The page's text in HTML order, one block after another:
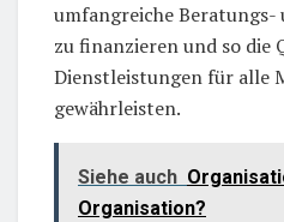
umfangreiche Beratungs-
zu finanzieren und so die
Dienstleistungen für alle
gewährleisten.
Siehe auch
Organisation?